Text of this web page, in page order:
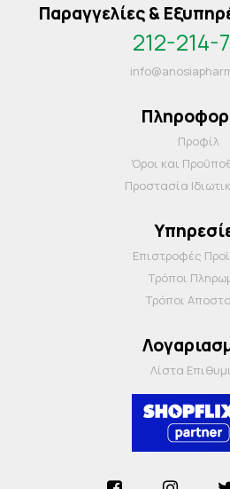
Παραγγελίες &
212-214-
Προφίλ
Όροι και
Προστασία
Επιστροφές
Τρόποι
Τρόποι
Λίστα